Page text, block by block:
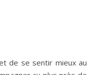
de se sentir mieux au